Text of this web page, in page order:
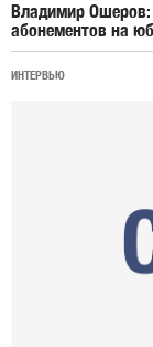
Владимир Ошеров:
абонементов на
ИНТЕРВЬЮ